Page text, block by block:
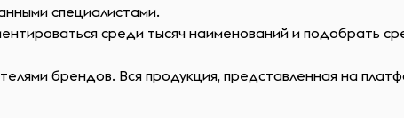
специалистами.
среди тысяч наименований и подобрать
брендов. Вся продукция, представленная на